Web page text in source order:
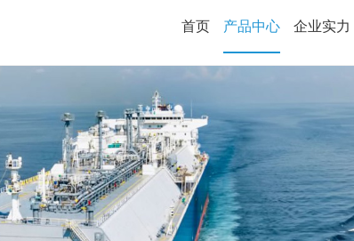
首页 产品中心 企业实力